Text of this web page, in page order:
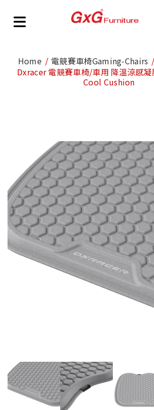
Home 電競賽車椅Gaming-Chairs
Dxracer 電競賽車椅/車用 降溫涼感
Cool Cushion